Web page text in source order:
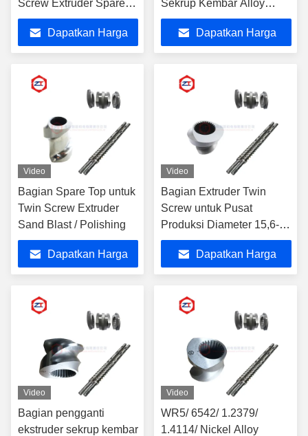
Screw Extruder Spare
Components untuk
ProduksiDapatkan Harga
Sekrup Kembar Alloy
Nikel Untuk Kekerasan
Tinggi HRC58-62
Dapatkan Harga
Video
Bagian Spare Top untuk
Twin Screw Extruder
Sand Blast / Polishing
Dapatkan Harga
Video
Bagian Extruder Twin
Screw untuk Pusat
Produksi Diameter 15,6-
350mm Dan Over
Hardness HRC58-62
Dapatkan Harga
Video
Bagian pengganti
ekstruder sekrup kembar
Video
WR5/ 6542/ 1.2379/
1.4114/ Nickel Alloy